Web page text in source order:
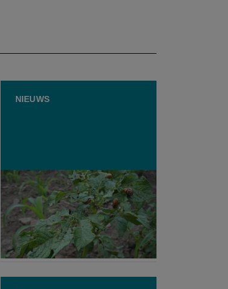
NIEUWS
Coloradokever gedijt bij warm
weer: “Neem hun voeding
weg”
7 JULI 2026